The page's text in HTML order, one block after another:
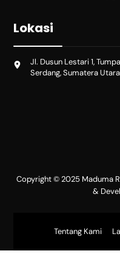
Lokasi
Jl. Dusun Lestari 1,
Serdang, Sumatera
Tentang Kami
Copyright © 2025 Maduma
&